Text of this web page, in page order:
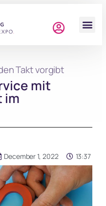
Takt vorgibt
mit
im
December 1, 2022 13:37